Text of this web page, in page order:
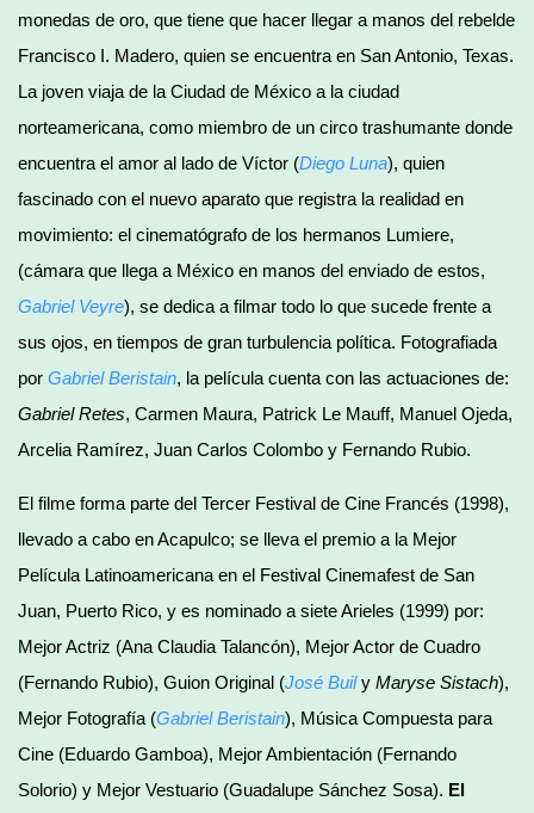
monedas de oro, que tiene que hacer llegar a manos del rebelde
Francisco I. Madero, quien se encuentra en San Antonio, Texas.
La joven viaja de la Ciudad de México a la ciudad
norteamericana, como miembro de un circo trashumante donde
encuentra el amor al lado de Víctor (Diego Luna), quien
fascinado con el nuevo aparato que registra la realidad en
movimiento: el cinematógrafo de los hermanos Lumiere,
(cámara que llega a México en manos del enviado de estos,
Gabriel Veyre), se dedica a filmar todo lo que sucede frente a
sus ojos, en tiempos de gran turbulencia política. Fotografiada
por Gabriel Beristain, la película cuenta con las actuaciones de:
Gabriel Retes, Carmen Maura, Patrick Le Mauff, Manuel Ojeda,
Arcelia Ramírez, Juan Carlos Colombo y Fernando Rubio.
El filme forma parte del Tercer Festival de Cine Francés (1998),
llevado a cabo en Acapulco; se lleva el premio a la Mejor
Película Latinoamericana en el Festival Cinemafest de San
Juan, Puerto Rico, y es nominado a siete Arieles (1999) por:
Mejor Actriz (Ana Claudia Talancón), Mejor Actor de Cuadro
(Fernando Rubio), Guion Original (José Buily Maryse Sistach),
Mejor Fotografía (Gabriel Beristain), Música Compuesta para
Cine (Eduardo Gamboa), Mejor Ambientación (Fernando
Solorio) y Mejor Vestuario (Guadalupe Sánchez Sosa). El